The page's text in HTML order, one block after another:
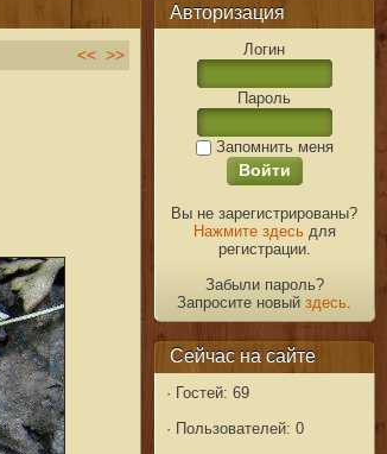
Авторизация
Логин
Пароль
Запомнить меня
Вы не зарегистрированы?
Нажмите здесьдля
регистрации.
Забыли пароль?
Запросите новыйздесь
Сейчас на сайте
· Гостей: 69
· Пользователей: 0
<< >>